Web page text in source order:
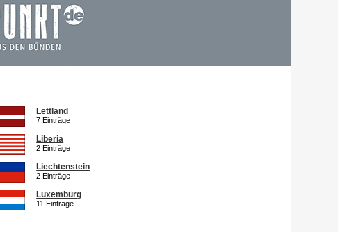
Lettland
7 Einträge
Liberia
2 Einträge
Liechtenstein
2 Einträge
Luxemburg
11 Einträge